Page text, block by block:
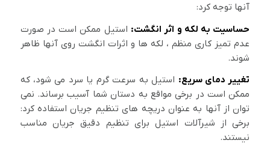
آنها توجه کرد:
حساسیت به لکه و اثر انگشت: استیل ممکن است در صورت
عدم تمیز کاری منظم ، لکه ها و اثرات انگشت روی آنها ظاهر
شوند.
تغییر دمای سریع: استیل به سرعت گرم یا سرد می شود، که
ممکن است در برخی مواقع به دستان شما آسیب برساند. نمی
توان از آنها به عنوان دریچه های تنظیم جریان استفاده کرد:
برخی از شیرآلات استیل برای تنظیم دقیق جریان مناسب
نیستند.